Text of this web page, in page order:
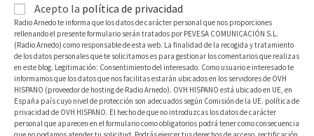
Acepto la política de privacidad
Radio Arnedo te informa que los datos de carácter personal que nos proporciones
rellenando el presente formulario serán tratados por PEVESA COMUNICACIÓN S.L.
(Radio Arnedo) como responsable de esta web. La finalidad de la recogida y tratamiento
de los datos personales que te solicitamos es para gestionar los comentarios que realizas
en este blog. Legitimación: Consentimiento del interesado. Como usuario e interesado te
informamos que los datos que nos facilitas estarán ubicados en los servidores de OVH
HISPANO (proveedor de hosting de Radio Arnedo). OVH HISPANO está ubicado en UE, en
España país cuyo nivel de protección son adecuados según Comisión de la UE. política de
privacidad de OVH HISPANO. El hecho de que no introduzcas los datos de carácter
personal que aparecen en el formulario como obligatorios podrá tener como consecuencia